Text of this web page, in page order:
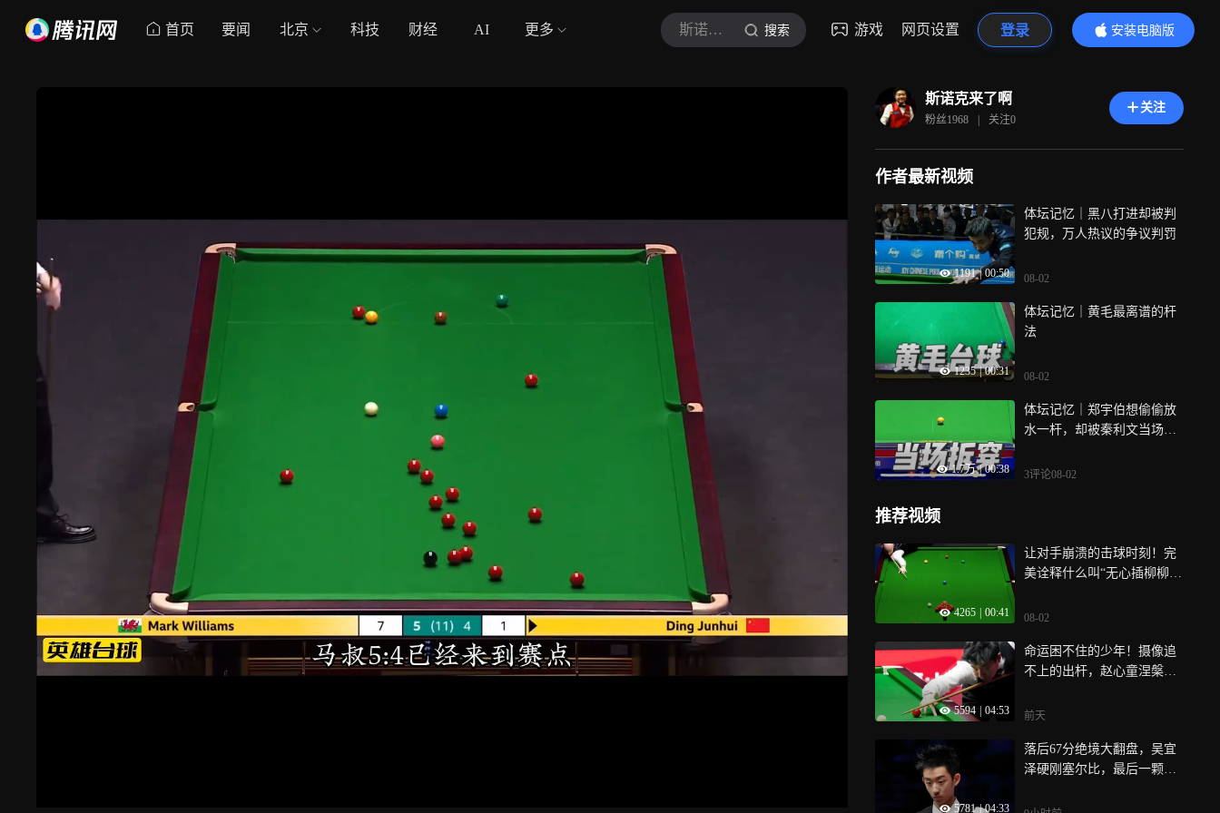
首页 要闻 北京 科技 财经 AI 更多 斯诺克来了啊 搜索 游戏 网页设置 登录
安装电脑版
内容更精彩
斯诺克来了啊
粉丝1968 | 关注0
关注
作者最新视频
1191 | 00:50
体坛记忆｜黑八打进却被判
犯规，万人热议的争议判罚
08-02
1235 | 00:31
体坛记忆｜黄毛最离谱的杆
法
08-02
1.7万 | 00:38
体坛记忆｜郑宇伯想偷偷放
水一杆，却被秦利文当场拆
3评论08-02
推荐视频
4265 00:41
让对手崩溃的击球时刻！完
美诠释什么叫“无心插柳柳成
08-02
5594 04:53
命运困不住的少年！摄像追
不上的出杆，赵心童涅槃称
前天
5781 | 04:33
落后67分绝境大翻盘，吴宜
泽硬刚塞尔比，最后一颗黑